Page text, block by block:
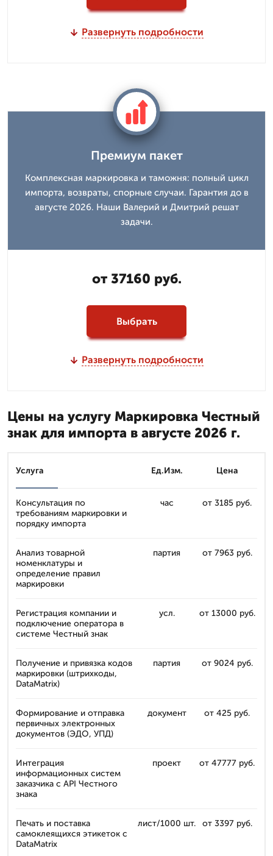
Развернуть подробности
Премиум пакет
Комплексная маркировка и таможня: полный цикл
импорта, возвраты, спорные случаи. Гарантия до в
августе 2026. Наши Валерий и Дмитpий решат
задачи.
от 37160 руб.
Выбрать
Развернуть подробности
Цены на услугу Маркировка Честный
знак для импорта в августе 2026 г.
Услуга Ед.Изм. Цена
Консультация по
требованиям маркировки и
порядку импорта
час от 3185 руб.
Анализ товарной
номенклатуры и
определение правил
маркировки
партия от 7963 руб.
Регистрация компании и
подключение оператора в
системе Честный знак
усл. от 13000 руб.
Получение и привязка кодов
маркировки (штрихкоды,
DataMatrix)
партия от 9024 руб.
Формирование и отправка
первичных электронных
документов (ЭДО, УПД)
документ от 425 руб.
Интеграция
информационных систем
заказчика с API Честного
знака
проект от 47777 руб.
Печать и поставка
самоклеящихся этикеток с
DataMatrix
лист/1000 шт. от 3397 руб.